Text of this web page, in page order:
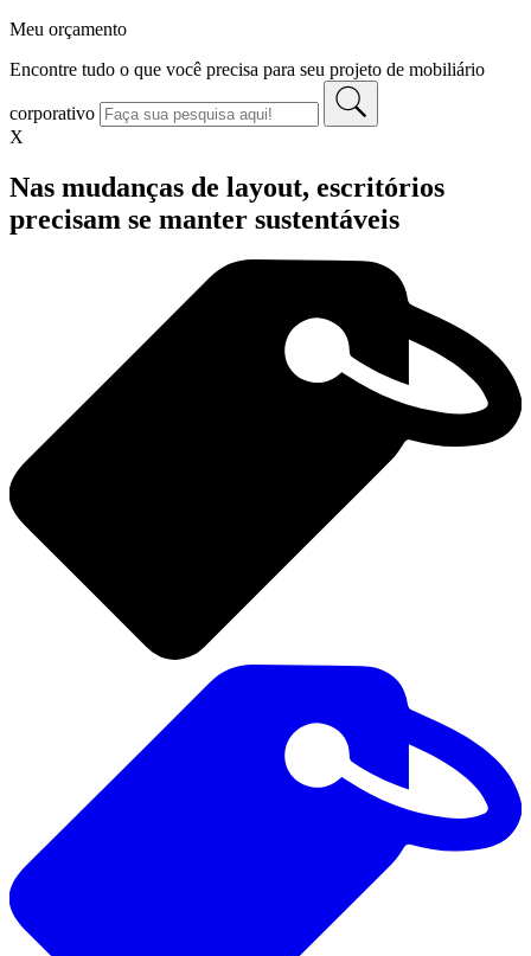
Meu orçamento
Encontre tudo o que você precisa para seu projeto de mobiliário
corporativo
X
Nas mudanças de layout, escritórios
precisam se manter sustentáveis